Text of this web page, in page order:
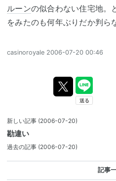
ルーンの似合わない住宅地。
をみたのも何年ぶりだか判ら
casinoroyale 2006-07-20 00:46
新しい記事 (2006-07-20)
勘違い
過去の記事 (2006-07-20)
記事